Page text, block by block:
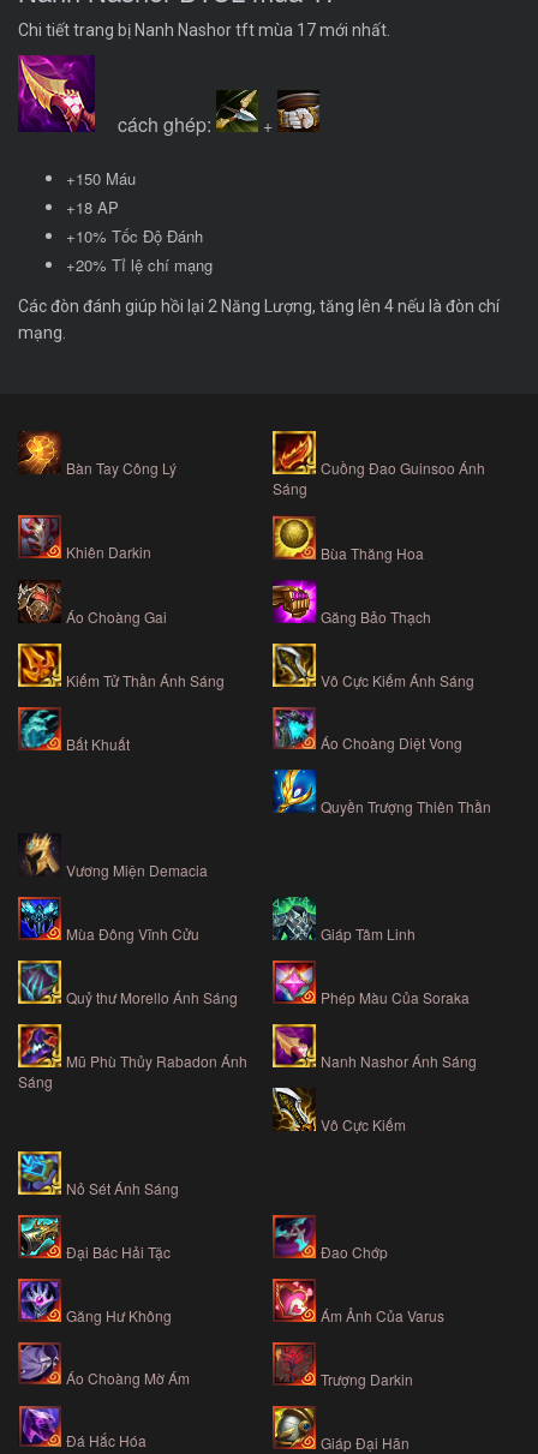
Chi tiết trang bị Nanh Nashor tft mùa 17 mới nhất.
cách ghép: +
+150 Máu
+18 AP
+10% Tốc Độ Đánh
+20% Tỉ lệ chí mạng
Các đòn đánh giúp hồi lại 2 Năng Lượng, tăng lên 4 nếu là đòn chí
mạng.
Bàn Tay Công Lý
Cuồng Đao Guinsoo Ánh
Sáng
Khiên Darkin Bùa Thăng Hoa
Áo Choàng Gai Găng Bảo Thạch
Kiếm Tử Thần Ánh Sáng Vô Cực Kiếm Ánh Sáng
Bất Khuất Áo Choàng Diệt Vong
Quyền Trượng Thiên Thần
Vương Miện Demacia
Mùa Đông Vĩnh Cửu Giáp Tâm Linh
Quỷ thư Morello Ánh Sáng Phép Màu Của Soraka
Mũ Phù Thủy Rabadon Ánh
Sáng
Nanh Nashor Ánh Sáng
Vô Cực Kiếm
Nỏ Sét Ánh Sáng
Đại Bác Hải Tặc Đao Chớp
Găng Hư Không Ám Ảnh Của Varus
Áo Choàng Mờ Ám Trượng Darkin
Đá Hắc Hóa Giáp Đại Hãn